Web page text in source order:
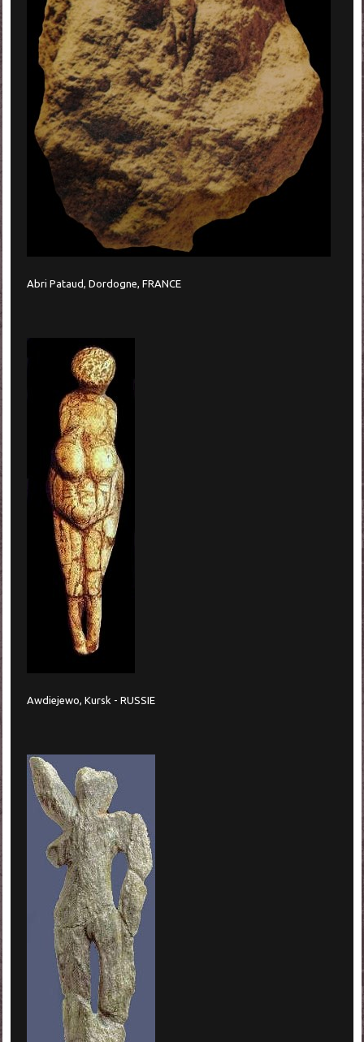
Abri Pataud, Dordogne, FRANCE
Awdiejewo, Kursk - RUSSIE